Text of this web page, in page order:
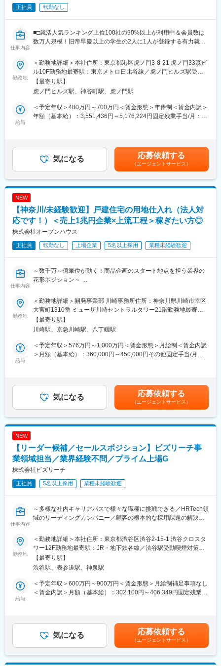
・GW・夏季・冬季休暇各10日
タントに支給。（年間平均26万円、最大100万円以上の実績あ
└3年で全社員年収＋50万円
組織目標の達成に向け営業活動の最前線でご活躍いただきます！
・法人顧客への求人広告や採用支援サービスの提案
・営業メンバーの育成、同行営業、コンディション管理
・営業戦略の立案～実行（営業部長と連携しながらの推進）
・KPI／KGI等の数値管理、売上・業績分析
・顧客との関係構築、課題抽出、解決策提案
・営業部内のチームビルディング
・新規顧客獲得や既存顧客フォロー
■フォロー体制
OJTや各種研修、定期的な振り返りを実施し、成果を給与まで還
元！
・有給取得率も高く、プライベートと両立しやすい環境です。
■キャリアパス
営業部門だけでなく、制作、人事、経営管理、新規事業開発など
多様なキャリアが選択可能。
■企業の魅力
リクルート・Indeedのパートナー企業として36年の実績。温かさ
ます！
変更の範囲：会社の定める業務
正社員 転勤なし
仕事内容
■□就活人気ランキング上位100社の90%以上が利用中＆会員数は
数万人規模！旧帝早慶以上の学生の2人に1人が登録する有力就活
数は3年で4倍／組織拡大フェーズにより昇格チャンス多数■□
■職務概要
会員数数万人単位を誇る上位校学生向け就活プラットフォーム
「ミキワメ就活」のセールスを募集いたします。
入社後は、大手企業メインの既存顧客を中心に担当いただき、先
輩社員への同行を通じて営業スタイルやコンサルティングスキル
を身につけていただきます。その後、徐々に独り立ちし、自身の
・企業の人事・経営層へのアポイント取得（既存顧客が約8割）
・クライアント企業との商談実施と提案活動
・データを活用した採用戦略の企画・提案
◎ミキワメ就活 …旧帝早慶以上学生の2人に1人が利用し、会員数
数万人単位を誇る上位校学生向け就活プラットフォームです。 学
生は登録後に、ミキワメ就活主催の就活イベントに参加したり、
大手企業からのスカウトを受け取ることができます。
め、他社やマーケットの動向を踏まえた課題の特定と解決策の提
示が求められており、「高度な交渉力」「顧客ニーズを的確に捉
でなく、マーケティング力、採用知識、コンサルティング力な
ど、ビジネスの総合力が鍛えられる環境です。
◎お客様は基本的にエンタープライズ企業が中心で、日本の名だ
たる総合商社、デベロッパー、金融、コンサル、メーカー企業の
人事担当、責任者、場合によっては経営レイヤーがカウンターパ
ートのため、稀有な経験を積みながら、自身のスキルを高めてい
むことができる環境で、若手のうちから組織マネジメントの機会
が豊富にあります。 その後は事業部長、事業企画、PO（プロダク
トオーナー）、PdM、HRBPなど多種多様なキャリアステップが
勤務地
＜勤務地詳細＞本社住所：東京都港区虎ノ門3-8-21 虎ノ門33森ビ
ル10F勤務地最寄駅：東京メトロ日比谷線／虎ノ門ヒルズ駅受動
喫煙対策：屋内喫煙可能場所あり変更の範囲：会社の定める場所
【最寄り駅】
虎ノ門ヒルズ駅、神谷町駅、虎ノ門駅
給与
＜予定年収＞480万円～700万円＜賃金形態＞年俸制＜賃金内訳＞
年額（基本給）：3,551,436円～5,176,224円固定残業手当/月：
給与補足＞※年収についてはご経験や能力に応じて異なります。■
昇給：年2回賃金はあくまでも目安の金額であり、選考を通じて上
下する可能性があります。月給(月額)は固定手当を含めた表記で
す。
気になる 応募依頼する
（エージェントサービス）
NEW
【神奈川/未経験歓迎】戸建住宅の用地仕入れ（法人対
応です！）＜売上1兆円企業×上流工程＞稼ぎたい方◎
株式会社オープンハウス
正社員 転勤なし 上場企業 5名以上採用 業種未経験歓迎
仕事内容
～数千万～億単位が動く！商品企画のスタート地点を担う業界の
花形ポジション～
＼おすすめポイント／
★上場後10年で売上12倍・社員数10倍に成長！売上1兆円超のプ
ライム上場企業
★主力事業の商品企画に直結する、業界の花形「好立地を買う」
営業職！
★月給36万～！＜年収例＞5年目平均1056万・最高2100万
★昇進昇格年4回！一般企業では平均40代～の管理職、7割が20
代！最年少：課長23歳、部長27歳
■業務内容
家を建てるための土地を買い取る仕事です。
数千万～億単位が動く専門性の高い仕事で、街の未来や土地の価
値を見極めるスキルが身につきます。
■具体的には
（1）関係構築
けること。
ご担当者様の想いや悩みに向き合うひたむきな姿勢が大切です。
紹介された土地を見て、その可能性や価値を調査します。
（3）事業計画策定
土地購入～販売までを想定した事業計画書を作成し、適正かつ競
争力のある買取金額を検討します。
（4）商談・契約
不動産会社と価格や条件を交渉し、契約をまとめます。
日本全体で年収1000万超は5%ですが、当社では入社3年で30％、
5年で60％が実現！
成果を公平に評価！昇給・昇格のチャンスは年4回！入社半年でマ
勤務地
＜勤務地詳細＞開発事業部 川崎事務所住所：神奈川県川崎市幸区
大宮町1310番 ミューザ川崎セントラルタワー21階勤務地最寄
駅：JR線／川崎駅受動喫煙対策：屋内喫煙可能場所あり変更の範
囲：会社の定める事業所
【最寄り駅】
川崎駅、京急川崎駅、八丁畷駅
給与
＜予定年収＞576万円～1,000万円＜賃金形態＞月給制＜賃金内訳
＞月額（基本給）：360,000円～450,000円その他固定手当/月：
業手当＞有＜給与補足＞■昇進・昇格：年4回■モデル年収：1932
万円／29歳・入社5年目（部長）月給77万円＋賞与1008万円
1000万円／25歳・入社2年目（係長）月給54万円＋賞与352万円
賃金はあくまでも目安の金額であり、選考を通じて上下する可能
性があります。月給(月額)は固定手当を含めた表記です。
気になる 応募依頼する
（エージェントサービス）
NEW
【リーダー候補／セールスポジション】ビズリーチ事
業領域担当／業界経験不問／プライム上場G
株式会社ビズリーチ
正社員 5名以上採用 業種未経験歓迎
仕事内容
～多様な社内キャリアパスで様々な職種に挑戦できる／HRTech領
域のリーディングカンパニー／顧客の根本的な採用課題の解決が
■職務内容：
【フィールドセールス】
業界問わず、首都圏の法人企業に対して、経営課題、事業課題を
踏まえた採用のコンサルティングを実行いただきます。
＜具体的な業務＞
・顧客とのリレーション構築から採用課題とニーズに対する解決
策の策定や立案の実施
・プロダクト部門からリリースされてくる新しい製品や新機能の
説明資料などの営業マテリアルの作成
・自社プロダクトのクロスセル
勤務地
＜勤務地詳細＞本社住所：東京都渋谷区渋谷2-15-1 渋谷クロスタ
ワー12F勤務地最寄駅：JR・地下鉄各線／渋谷駅受動喫煙対策：
屋内全面禁煙変更の範囲：会社の定める事業所（リモートワーク
含む）
【最寄り駅】
渋谷駅、表参道駅、神泉駅
給与
＜予定年収＞600万円～900万円＜賃金形態＞月給制補足事項なし
＜賃金内訳＞月額（基本給）：302,100円～406,349円固定残業手
給与補足＞※給与詳細は経験・年齢・能力を考慮し決定します。■
給与改定：年2回（10月、4月）■賞与：年2回※業績による賃金は
あくまでも目安の金額であり、選考を通じて上下する可能性があ
ります。月給(月額)は固定手当を含めた表記です。
気になる 応募依頼する
（エージェントサービス）